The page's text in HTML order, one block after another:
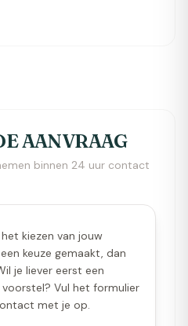
camp is zó warm, open
super lekker en met
fijn vond, was de
en vrijheid. Er werd
verplicht. Je kunt
En de mensen die er
echt compleet: ontzettend
en vooral super gezellig. Je
ze hebben voor wat ze
echt
AANVRAAG
binnen 24 uur contact
kiezen van jouw
keuze gemaakt, dan
je liever eerst een
voorstel? Vul het formulier
met je op.